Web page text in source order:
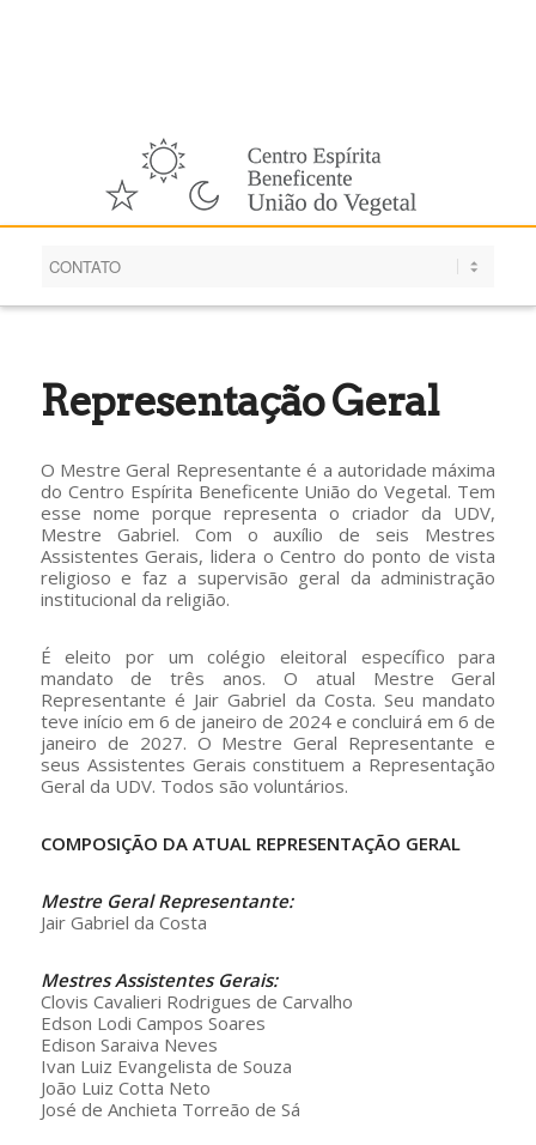
Representação Geral
O Mestre Geral Representante é a autoridade máxima
do Centro Espírita Beneficente União do Vegetal. Tem
esse nome porque representa o criador da UDV,
Mestre Gabriel. Com o auxílio de seis Mestres
Assistentes Gerais, lidera o Centro do ponto de vista
religioso e faz a supervisão geral da administração
institucional da religião.
É eleito por um colégio eleitoral específico para
mandato de três anos. O atual Mestre Geral
Representante é Jair Gabriel da Costa. Seu mandato
teve início em 6 de janeiro de 2024 e concluirá em 6 de
janeiro de 2027. O Mestre Geral Representante e
seus Assistentes Gerais constituem a Representação
Geral da UDV. Todos são voluntários.
COMPOSIÇÃO DA ATUAL REPRESENTAÇÃO GERAL
Mestre Geral Representante:
Jair Gabriel da Costa
Mestres Assistentes Gerais:
Clovis Cavalieri Rodrigues de Carvalho
Edson Lodi Campos Soares
Edison Saraiva Neves
Ivan Luiz Evangelista de Souza
João Luiz Cotta Neto
José de Anchieta Torreão de Sá